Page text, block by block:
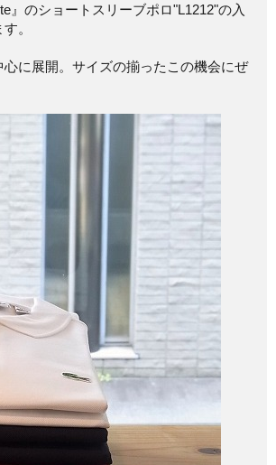
』のショートスリーブポロ"L1212"の入
。
に展開。サイズの揃ったこの機会にぜ